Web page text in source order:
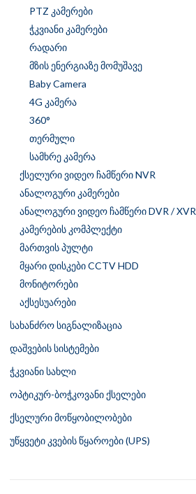
PTZ კამერები
ჭკვიანი კამერები
რადარი
მზის ენერგიაზე მომუშავე
Baby Camera
4G კამერა
360°
თერმული
სამხრე კამერა
ქსელური ვიდეო ჩამწერი NVR
ანალოგური კამერები
ანალოგური ვიდეო ჩამწერი DVR / XVR
კამერების კომპლექტი
მართვის პულტი
მყარი დისკები CCTV HDD
მონიტორები
აქსესუარები
სახანძრო სიგნალიზაცია
დაშვების სისტემები
ჭკვიანი სახლი
ოპტიკურ-ბოჭკოვანი ქსელები
ქსელური მოწყობილობები
უწყვეტი კვების წყაროები (UPS)